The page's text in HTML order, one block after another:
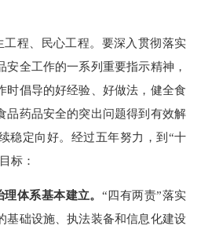
工程、民心工程。要深入贯彻落实
安全工作的一系列重要指示精神，
时倡导的好经验、好做法，健全食
品药品安全的突出问题得到有效解
稳定向好。经过五年努力，到“十
标：
体系基本建立。 “四有两责”落实
基础设施、执法装备和信息化建设